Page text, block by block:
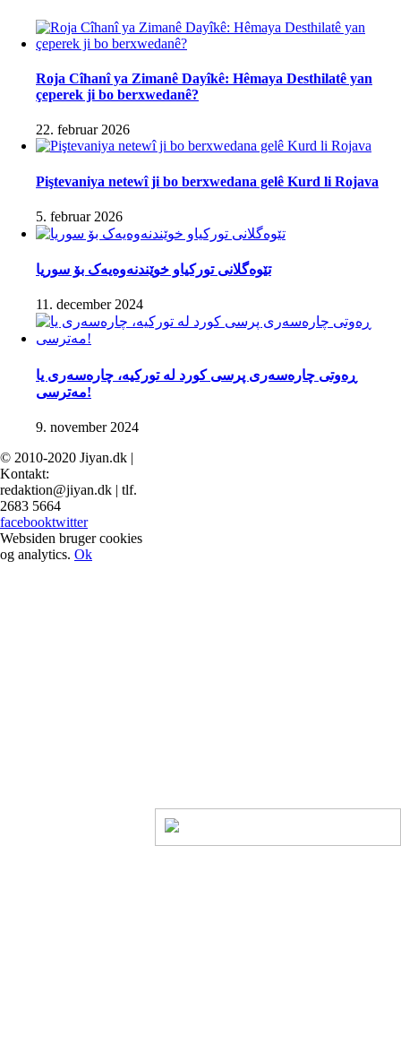
Roja Cîhanî ya Zimanê Dayîkê: Hêmaya Desthilatê yan
çeperek ji bo berxwedanê?
22. februar 2026
Piştevaniya netewî ji bo berxwedana gelê Kurd li Rojava
5. februar 2026
تێوەگلانی تورکیاو خوێندنەوەیەک بۆ سوریا
11. december 2024
ڕەوتی چارەسەری پرسی کورد لە تورکیە، چارەسەری یا
مەترسی!
9. november 2024
© 2010-2020 Jiyan.dk |
Kontakt:
redaktion@jiyan.dk | tlf.
2683 5664
facebooktwitter
Websiden bruger cookies
og analytics. Ok